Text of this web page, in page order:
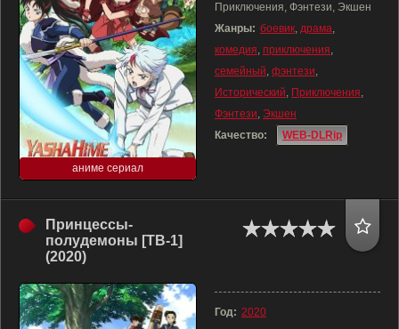
аниме сериал
Приключения, Фэнтези, Экшен
Жанры: боевик, драма,
комедия, приключения,
семейный, фэнтези,
Исторический, Приключения,
Фэнтези, Экшен
Качество:
WEB-DLRip
Принцессы-
полудемоны [ТВ-1]
(2020)
Год: 2020